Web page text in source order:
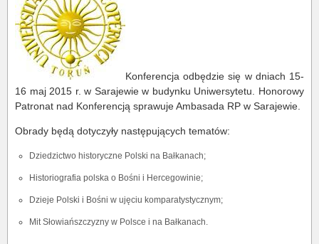
Konferencja odbędzie się w dniach 15-
16 maj 2015 r. w Sarajewie w budynku Uniwersytetu. Honorowy
Patronat nad Konferencją sprawuje Ambasada RP w Sarajewie.
Obrady będą dotyczyły następujących tematów:
Dziedzictwo historyczne Polski na Bałkanach;
Historiografia polska o Bośni i Hercegowinie;
Dzieje Polski i Bośni w ujęciu komparatystycznym;
Mit Słowiańszczyzny w Polsce i na Bałkanach.